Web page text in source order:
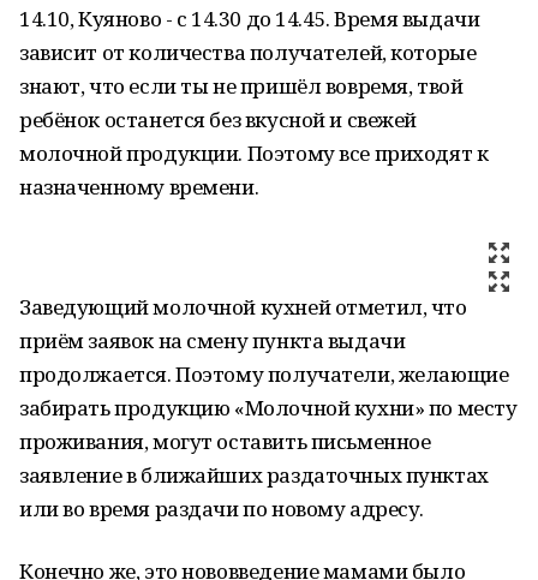
14.10, Куяново - с 14.30 до 14.45. Время выдачи
зависит от количества получателей, которые
знают, что если ты не пришёл вовремя, твой
ребёнок останется без вкусной и свежей
молочной продукции. Поэтому все приходят к
назначенному времени.
Заведующий молочной кухней отметил, что
приём заявок на смену пункта выдачи
продолжается. Поэтому получатели, желающие
забирать продукцию «Молочной кухни» по месту
проживания, могут оставить письменное
заявление в ближайших раздаточных пунктах
или во время раздачи по новому адресу.
Конечно же, это нововведение мамами было